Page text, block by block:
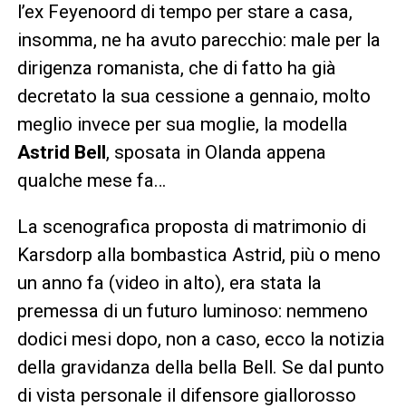
l’ex Feyenoord di tempo per stare a casa,
insomma, ne ha avuto parecchio: male per la
dirigenza romanista, che di fatto ha già
decretato la sua cessione a gennaio, molto
meglio invece per sua moglie, la modella
Astrid Bell , sposata in Olanda appena
qualche mese fa…
La scenografica proposta di matrimonio di
Karsdorp alla bombastica Astrid, più o meno
un anno fa (video in alto), era stata la
premessa di un futuro luminoso: nemmeno
dodici mesi dopo, non a caso, ecco la notizia
della gravidanza della bella Bell. Se dal punto
di vista personale il difensore giallorosso